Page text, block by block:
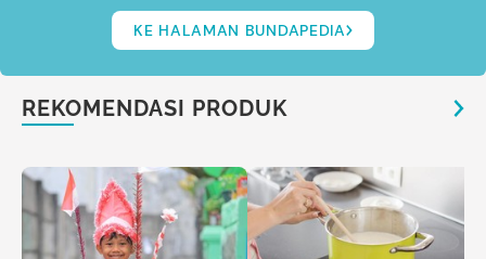
KE HALAMAN BUNDAPEDIA
REKOMENDASI PRODUK